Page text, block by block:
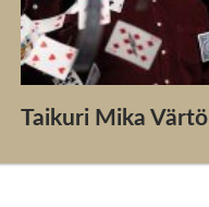
Taikuri Mika Värtö